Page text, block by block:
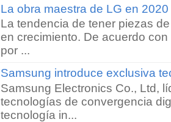
La obra maestra de LG en
La tendencia de tener piezas
en crecimiento. De acuerdo
por ...
Samsung introduce exclusiva
Samsung Electronics Co., Ltd,
tecnologías de convergencia
tecnología in...